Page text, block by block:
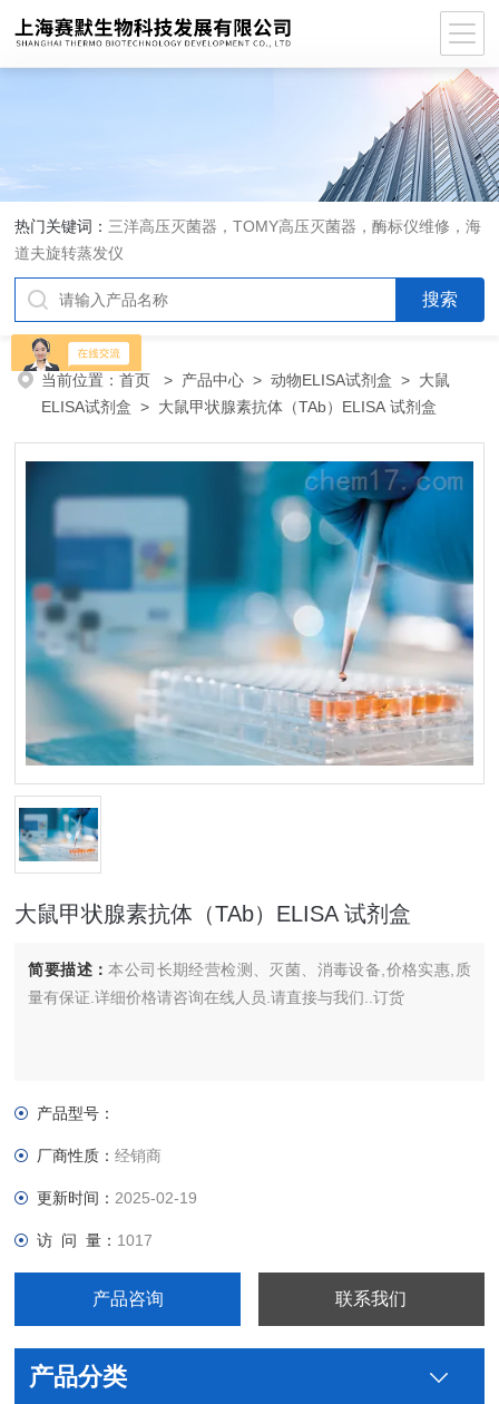
热门关键词： 三洋高压灭菌器，TOMY高压灭菌器，酶标仪维修，海
道夫旋转蒸发仪
当前位置：首页 > 产品中心 >动物ELISA试剂盒 > 大鼠
ELISA试剂盒 > 大鼠甲状腺素抗体（TAb）ELISA 试剂盒
大鼠甲状腺素抗体（TAb）ELISA 试剂盒
简要描述：本公司长期经营检测、灭菌、消毒设备,价格实惠,质
量有保证.详细价格请咨询在线人员.请直接与我们..订货
产品型号：
厂商性质：经销商
更新时间： 2025-02-19
访 问 量： 1017
产品咨询 联系我们
产品分类